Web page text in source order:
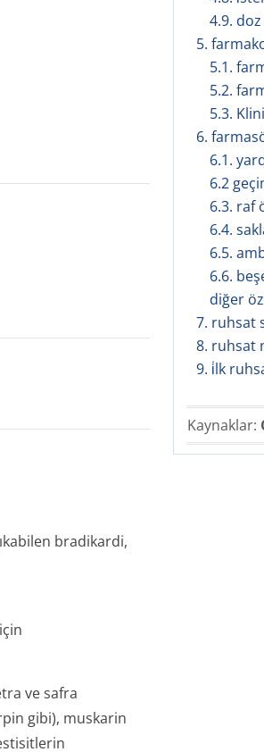
4.9. doz
5.
5.1.
5.2.
5.3.
6.
6.1.
6.2
6.3. raf
6.4.
6.5.
6.6.
diğer
7. ruhsat
8. ruhsat
9. i̇lk
Kaynaklar:
bradikardi,
ve safra
gibi), muskarin